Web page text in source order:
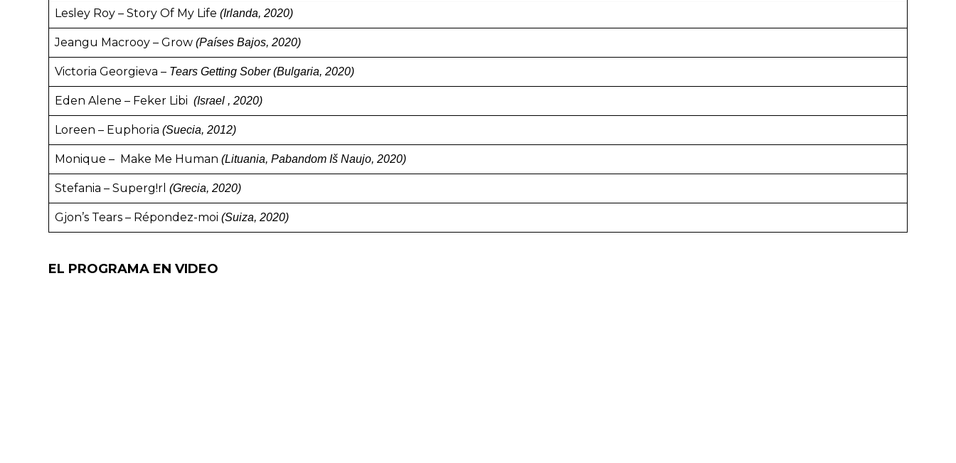
Lesley Roy – Story Of My Life (Irlanda, 2020)
Jeangu Macrooy – Grow (Países Bajos, 2020)
Victoria Georgieva – Tears Getting Sober (Bulgaria, 2020)
Eden Alene – Feker Libi (Israel , 2020)
Loreen – Euphoria (Suecia, 2012)
Monique – Make Me Human (Lituania, Pabandom Iš Naujo, 2020)
Stefania – Superg!rl (Grecia, 2020)
Gjon’s Tears – Répondez-moi (Suiza, 2020)
EL PROGRAMA EN VIDEO